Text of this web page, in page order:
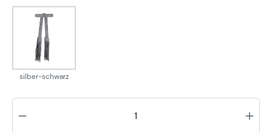
silber-schwarz
silber-schwarz